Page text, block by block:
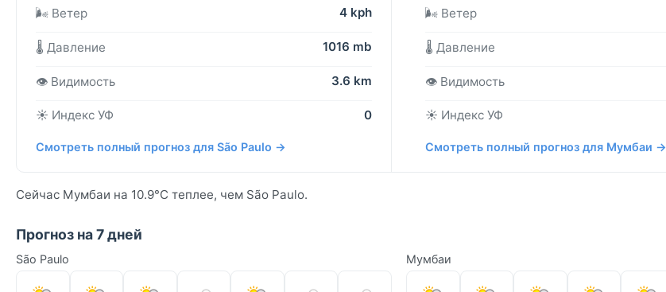
🌬️ Ветер
4 kph
🌡️ Давление 1016 mb
👁️ Видимость 3.6 km
☀️ Индекс УФ 0
Смотреть полный прогноз для São Paulo →
🌬️ Ветер
🌡️ Давление
👁️ Видимость
☀️ Индекс УФ
Смотреть полный прогноз для Мумбаи →
Сейчас Мумбаи на 10.9°C теплее, чем São Paulo.
Прогноз на 7 дней
São Paulo Мумбаи